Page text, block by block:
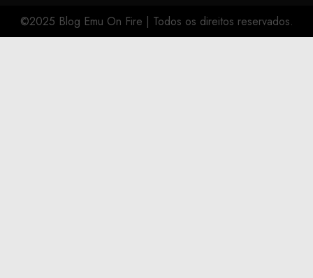
©2025 Blog Emu On Fire | Todos os direitos reservados.